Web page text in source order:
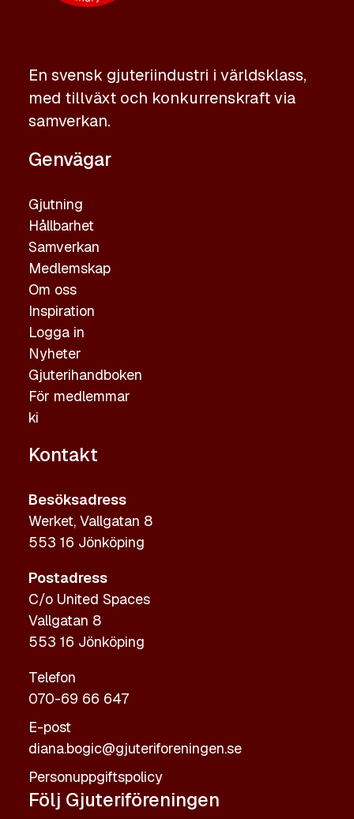
En svensk gjuteriindustri i världsklass,
med tillväxt och konkurrenskraft via
samverkan.
Genvägar
Gjutning
Hållbarhet
Samverkan
Medlemskap
Om oss
Inspiration
Logga in
Nyheter
Gjuterihandboken
För medlemmar
ki
Kontakt
Besöksadress
Werket, Vallgatan 8
553 16 Jönköping
Postadress
C/o United Spaces
Vallgatan 8
553 16 Jönköping
Telefon
070-69 66 647
E-post
diana.bogic@gjuteriforeningen.se
Personuppgiftspolicy
Följ Gjuteriföreningen